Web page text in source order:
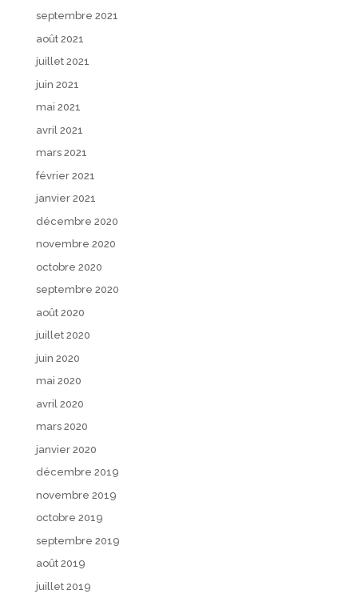
septembre 2021
août 2021
juillet 2021
juin 2021
mai 2021
avril 2021
mars 2021
février 2021
janvier 2021
décembre 2020
novembre 2020
octobre 2020
septembre 2020
août 2020
juillet 2020
juin 2020
mai 2020
avril 2020
mars 2020
janvier 2020
décembre 2019
novembre 2019
octobre 2019
septembre 2019
août 2019
juillet 2019